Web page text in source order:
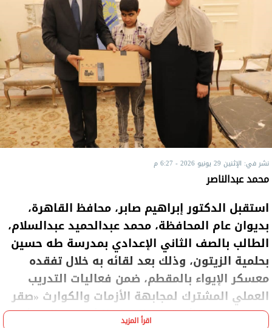
نشر في: الإثنين 29 يونيو 2026 - 6:27 م
محمد عبدالناصر
استقبل الدكتور إبراهيم صابر، محافظ القاهرة،
بديوان عام المحافظة، محمد عبدالحميد عبدالسلام،
الطالب بالصف الثاني الإعدادي بمدرسة طه حسين
بحلمية الزيتون، وذلك بعد لقائه به خلال تفقده
معسكر الإيواء بالمقطم، ضمن فعاليات التدريب
العملي المشترك لمجابهة الأزمات والكوارث «صقر
166»، بحضور قائد قوات الدفاع الشعبي والعسكري.
اقرأ المزيد